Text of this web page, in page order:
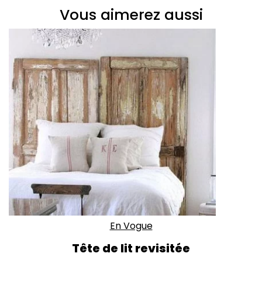
Vous aimerez aussi
En Vogue
Tête de lit revisitée